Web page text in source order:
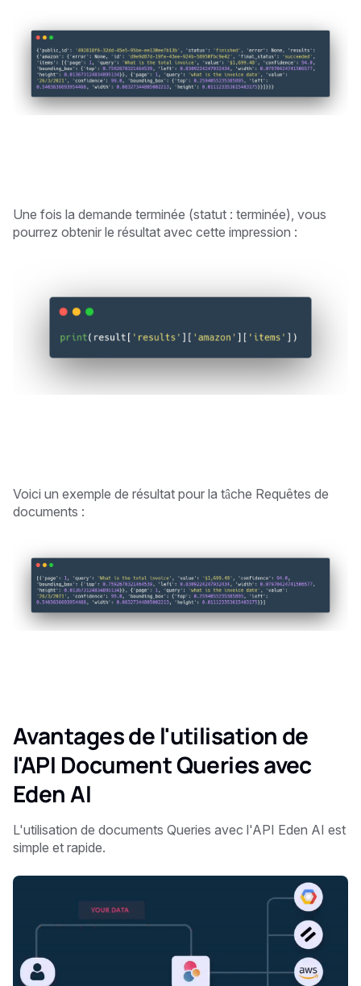
Une fois la demande terminée (statut : terminée), vous
pourrez obtenir le résultat avec cette impression :
Voici un exemple de résultat pour la tâche Requêtes de
documents :
Avantages de l'utilisation de
l'API Document Queries avec
Eden AI
L'utilisation de documents Queries avec l'API Eden AI est
simple et rapide.